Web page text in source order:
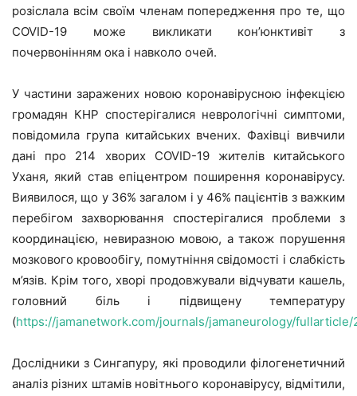
розіслала всім своїм членам попередження про те, що
COVID-19 може викликати кон’юнктивіт з
почервонінням ока і навколо очей.
У частини заражених новою коронавірусною інфекцією
громадян КНР спостерігалися неврологічні симптоми,
повідомила група китайських вчених. Фахівці вивчили
дані про 214 хворих COVID-19 жителів китайського
Уханя, який став епіцентром поширення коронавірусу.
Виявилося, що у 36% загалом і у 46% пацієнтів з важким
перебігом захворювання спостерігалися проблеми з
координацією, невиразною мовою, а також порушення
мозкового кровообігу, помутніння свідомості і слабкість
м’язів. Крім того, хворі продовжували відчувати кашель,
головний біль і підвищену температуру
(https://jamanetwork.com/journals/jamaneurology/
Дослідники з Сингапуру, які проводили філогенетичний
аналіз різних штамів новітнього коронавірусу, відмітили,